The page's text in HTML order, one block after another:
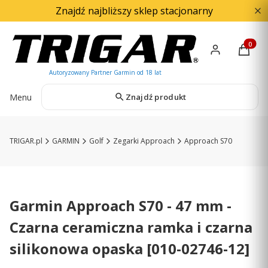
Znajdź najbliższy sklep stacjonarny
Menu Znajdź produkt
TRIGAR.pl GARMIN Golf Zegarki Approach Approach S70
Garmin Approach S70 - 47 mm -
Czarna ceramiczna ramka i czarna
silikonowa opaska [010-02746-12]